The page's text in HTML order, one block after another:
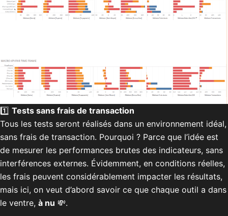
1️⃣ Tests sans frais de transaction
Tous les tests seront réalisés dans un environnement idéal,
sans frais de transaction. Pourquoi ? Parce que l’idée est
de mesurer les performances brutes des indicateurs, sans
interférences externes. Évidemment, en conditions réelles,
les frais peuvent considérablement impacter les résultats,
mais ici, on veut d’abord savoir ce que chaque outil a dans
le ventre, à nu 💸.